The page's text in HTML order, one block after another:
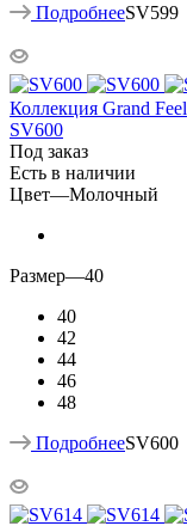
ПодробнееSV599
Коллекция Grand Feel
SV600
Под заказ
Есть в наличии
Цвет—Молочный
Размер—40
40
42
44
46
48
ПодробнееSV600